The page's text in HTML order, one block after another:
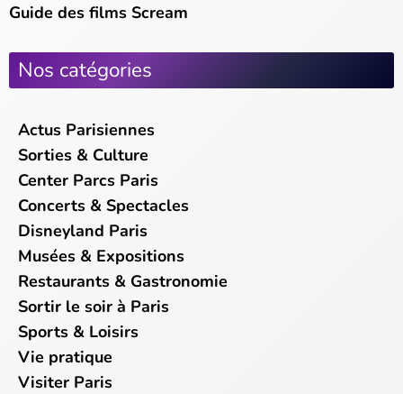
Guide des films Scream
Nos catégories
Actus Parisiennes
Sorties & Culture
Center Parcs Paris
Concerts & Spectacles
Disneyland Paris
Musées & Expositions
Restaurants & Gastronomie
Sortir le soir à Paris
Sports & Loisirs
Vie pratique
Visiter Paris